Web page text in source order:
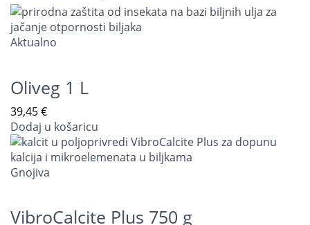
Aktualno
Oliveg 1 L
39,45€
Dodaj u košaricu
Gnojiva
VibroCalcite Plus 750 g